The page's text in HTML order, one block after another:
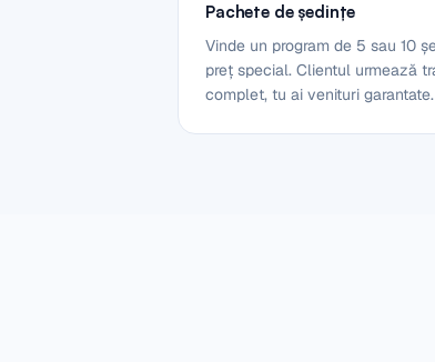
Pachete de ședințe
Vinde un program de 5 sau 10
preț special. Clientul urmează
complet, tu ai venituri garantate.